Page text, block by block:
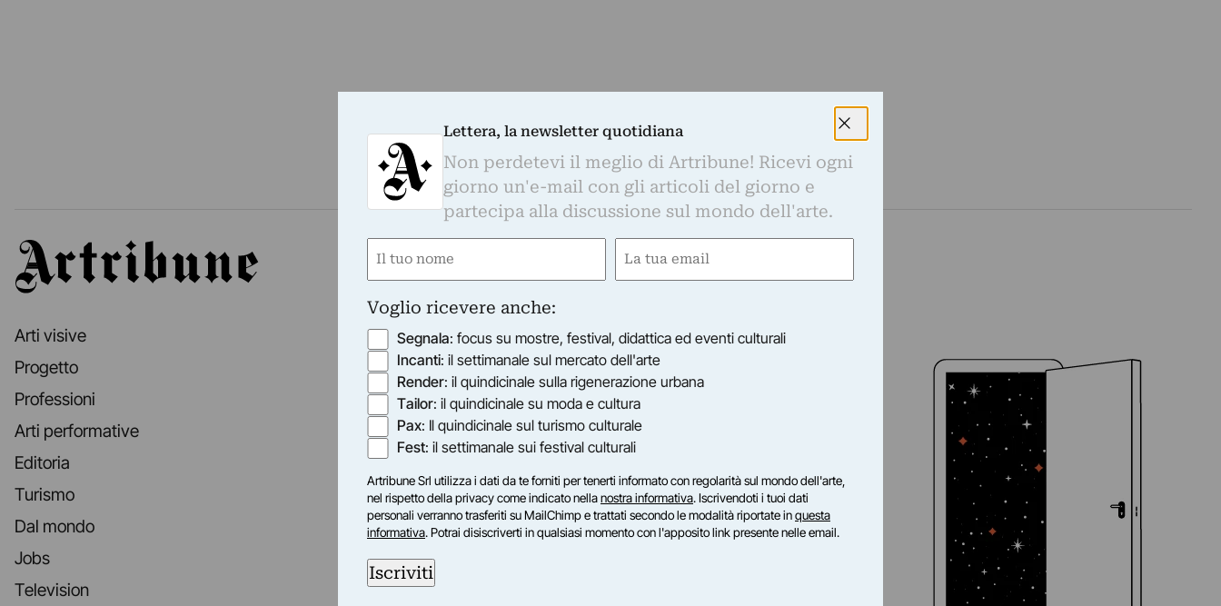
Artribune
Arti visive
Progetto
Professioni
Arti performative
Editoria
Turismo
Dal mondo
Jobs
Television
Lettera, la newsletter quotidiana
Non perdetevi il meglio di Artribune! Ricevi ogni
giorno un'e-mail con gli articoli del giorno e
partecipa alla discussione sul mondo dell'arte.
Nome
Email
Voglio ricevere anche:
Segnala: focus su mostre, festival, didattica ed eventi culturali
Incanti: il settimanale sul mercato dell'arte
Render: il quindicinale sulla rigenerazione urbana
Tailor: il quindicinale su moda e cultura
Pax: Il quindicinale sul turismo culturale
Fest: il settimanale sui festival culturali
Artribune Srl utilizza i dati da te forniti per tenerti informato con regolarità sul mondo dell'arte,
nel rispetto della privacy come indicato nellanostra informativa. Iscrivendoti i tuoi dati
personali verranno trasferiti su MailChimp e trattati secondo le modalità riportate inquesta
informativa. Potrai disiscriverti in qualsiasi momento con l'apposito link presente nelle email.
Iscriviti